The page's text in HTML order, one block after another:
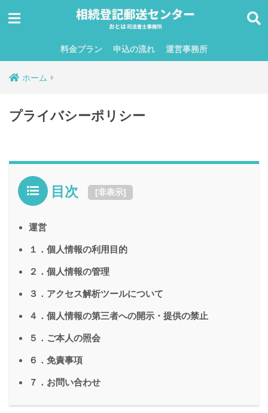
料金プラン 申込の流れ 運営事務所
ホーム
プライバシーポリシー
目次 [非表示]
運営
１．個人情報の利用目的
２．個人情報の管理
３．アクセス解析ツールについて
４．個人情報の第三者への開示・提供の禁止
５．ご本人の照会
６．免責事項
７．お問い合わせ